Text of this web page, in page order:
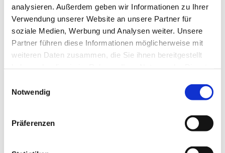
analysieren. Außerdem geben wir Informationen zu Ihrer
Verwendung unserer Website an unsere Partner für
soziale Medien, Werbung und Analysen weiter. Unsere
Partner führen diese Informationen möglicherweise mit
weiteren Daten zusammen, die Sie ihnen bereitgestellt
Notwendig
Präferenzen
Dienstag, 1. Juni 2027, 18:30 Uhr
St. Bonifatius, Bahnhofstraße 38,